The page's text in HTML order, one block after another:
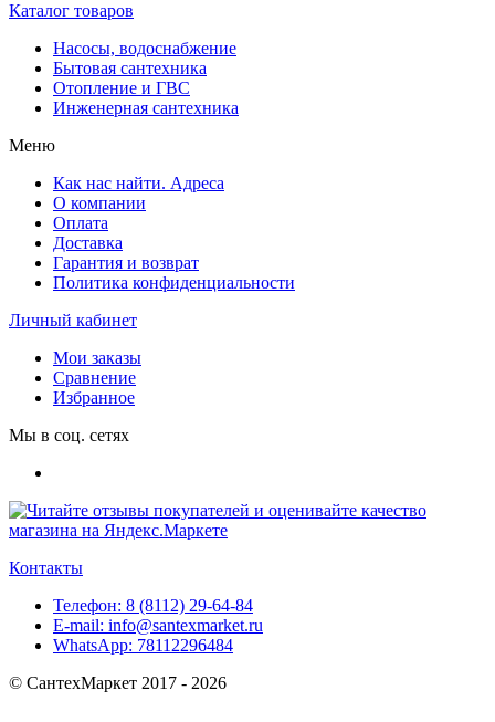
Каталог товаров
Насосы, водоснабжение
Бытовая сантехника
Отопление и ГВС
Инженерная сантехника
Меню
Как нас найти. Адреса
О компании
Оплата
Доставка
Гарантия и возврат
Политика конфиденциальности
Личный кабинет
Мои заказы
Сравнение
Избранное
Мы в соц. сетях
Контакты
Телефон: 8 (8112) 29-64-84
E-mail: info@santexmarket.ru
WhatsApp: 78112296484
© СантехМаркет 2017 - 2026